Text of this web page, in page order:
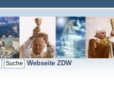
Webseite ZDW